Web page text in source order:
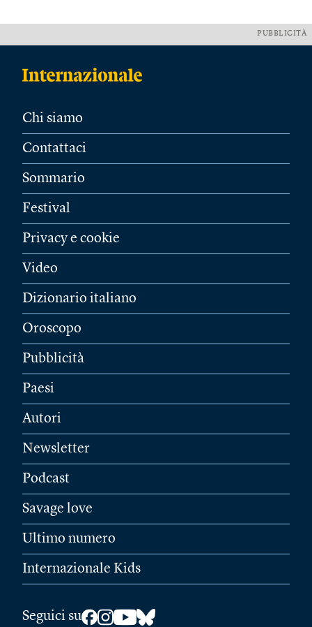
PUBBLICITÀ
Chi siamo
Contattaci
Sommario
Festival
Privacy e cookie
Video
Dizionario italiano
Oroscopo
Pubblicità
Paesi
Autori
Newsletter
Podcast
Savage love
Ultimo numero
Internazionale Kids
Seguici su